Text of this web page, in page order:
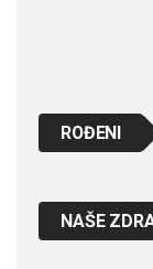
ROĐENI
NAŠE